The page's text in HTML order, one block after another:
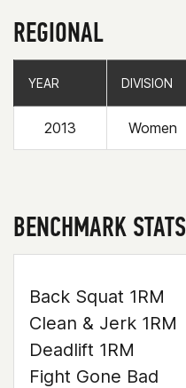
REGIONAL
YEAR DIVISION
2013 Women
YEAR DIVISION
BENCHMARK STATS
Back Squat 1RM
Clean & Jerk 1RM
Deadlift 1RM
Fight Gone Bad